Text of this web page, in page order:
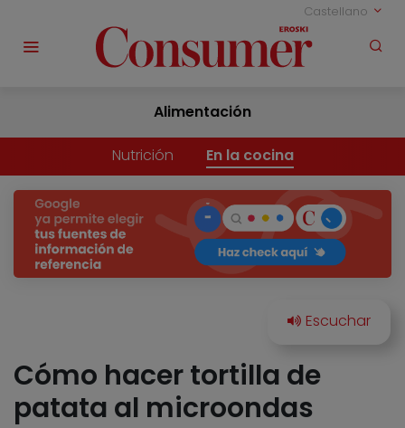
Castellano
Alimentación
Nutrición En la cocina
Cómo hacer tortilla de
patata al microondas